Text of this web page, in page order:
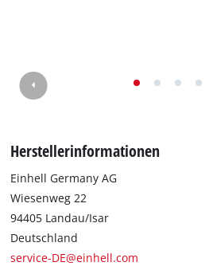
Wir benötigen
to trackers that
the site with their
Herstellerinformationen
Einhell Germany AG
Wiesenweg 22
94405 Landau/Isar
Deutschland
service-DE@einhell.com